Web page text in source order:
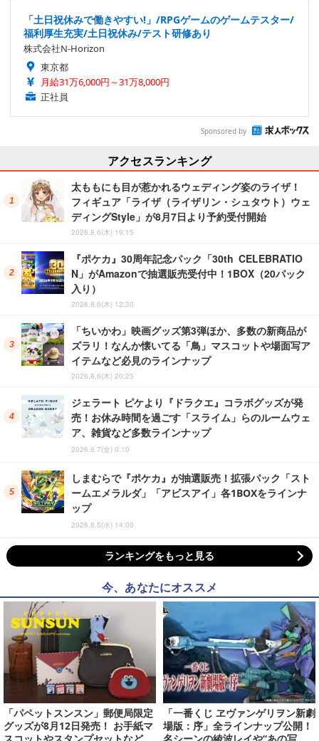
「土日祝休みで働きやすい!」/RPGゲームのゲームテスター/
福利厚生充実/土日祝休み/テスト研修あり
株式会社N-Horizon
東京都
月給31万6,000円～31万8,000円
正社員
Sponsored by
アクセスランキング
太ももにも目が惹かれるウェディング姿のライザ！
フィギュア「ライザ（ライザリン・シュタウト）ウェ
ディングStyle」が8月7日より予約受付開始
2026.8.6(木) 19:15
『ポケカ』30周年記念パック「30th CELEBRATIO
N」がAmazonで抽選販売受付中！1BOX（20パック
入り）
2026.8.6(木) 12:30
「ちいかわ」映画グッズ第3弾ほか、多数の新商品が
ズラリ！なんか懐いてる「鳥」マスコットや場面写ア
イテムなど必見のラインナップ
2026.8.6(木) 20:25
ジェラート ピケより『ドラクエ』コラボグッズが発
売！お休み時間を過ごす「スライム」らのルームウェ
ア、雑貨など多数ラインナップ
2026.8.7(金) 0:10
しまむらで『ポケカ』が抽選販売！拡張パック「スト
ームエメラルダ」「アビスアイ」各1BOXをラインナ
ップ
2026.8.5(水) 14:00
ランキングをもっと見る
今、あなたにオススメ
「パペットスンスン」郵便局限定
グッズが8月12日発売！ お手紙マ
「一番くじ ヱヴァンゲリヲン新劇
場版：序」全ラインナップ公開！